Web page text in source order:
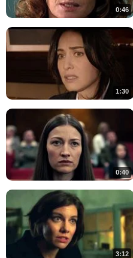
0:46
1:30
0:40
3:12